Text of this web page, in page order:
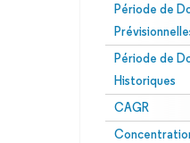
Période de
Période de
Historiques
CAGR